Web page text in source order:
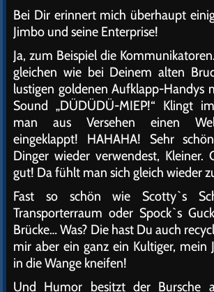
Bei Dir erinnert mich überhaupt
Jimbo und seine Enterprise!
Ja, zum Beispiel die
gleichen wie bei Deinem alten
lustigen goldenen Aufklapp-Handys
Sound „DÜDÜDÜ-MIEP!“ Klingt
man aus Versehen einen
eingeklappt! HAHAHA! Sehr
Dinger wieder verwendest, Kleiner.
gut! Da fühlt man sich gleich wieder
Fast so schön wie Scotty`s
Transporterraum oder Spock`s
Brücke… Was? Die hast Du auch
mir aber ein ganz ein Kultiger, mein
in die Wange kneifen!
Und Humor besitzt der Bursche